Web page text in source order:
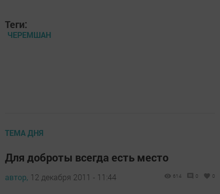
Теги:
ЧЕРЕМШАН
ТЕМА ДНЯ
Для доброты всегда есть место
автор, 12 декабря 2011 - 11:44 614 0 0